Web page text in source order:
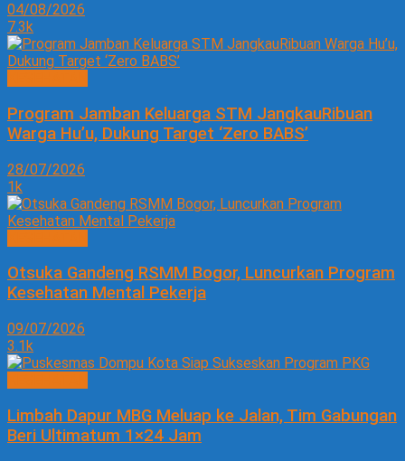
04/08/2026
7.3k
Program Jamban Keluarga STM JangkauRibuan
Warga Hu’u, Dukung Target ‘Zero BABS’
28/07/2026
1k
Otsuka Gandeng RSMM Bogor, Luncurkan Program
Kesehatan Mental Pekerja
09/07/2026
3.1k
Limbah Dapur MBG Meluap ke Jalan, Tim Gabungan
Beri Ultimatum 1×24 Jam